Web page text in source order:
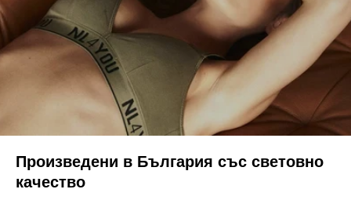
Произведени в България със световно
качество